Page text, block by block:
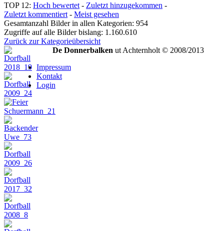
TOP 12: Hoch bewertet - Zuletzt hinzugekommen -
Zuletzt kommentiert - Meist gesehen
Gesamtanzahl Bilder in allen Kategorien: 954
Zugriffe auf alle Bilder bislang: 1.160.610
Zurück zur Kategorieübersicht
De Donnerbalken ut Achternholt © 2008/2013
Impressum
Kontakt
Login